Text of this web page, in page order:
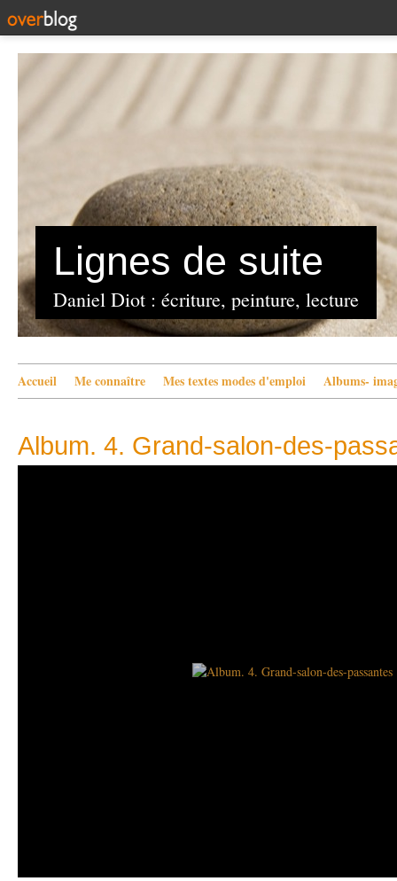
Lignes de suite
Daniel Diot : écriture, peinture, lecture
Accueil Me connaître Mes textes modes d'emploi Albums-
Album. 4. Grand-salon-des-